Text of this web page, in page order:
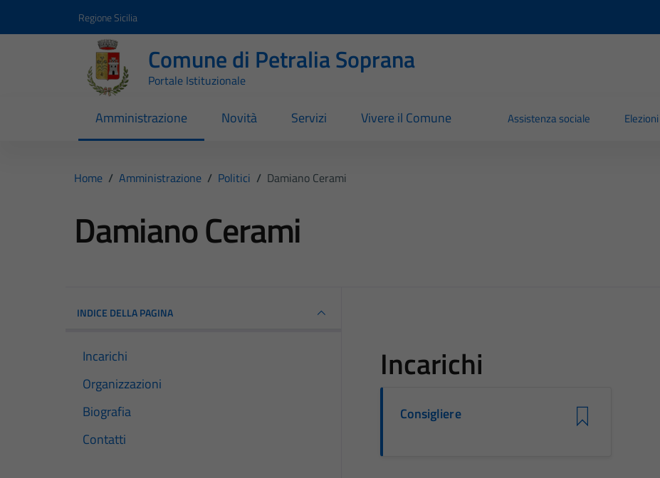
Regione Sicilia
Comune di Petralia Soprana
Portale Istituzionale
Amministrazione Novità Servizi Vivere il Comune Assistenza sociale Elezioni
Home / Amministrazione / Politici / Damiano Cerami
Damiano Cerami
INDICE DELLA PAGINA
Incarichi
Organizzazioni
Biografia
Contatti
Incarichi
Consigliere